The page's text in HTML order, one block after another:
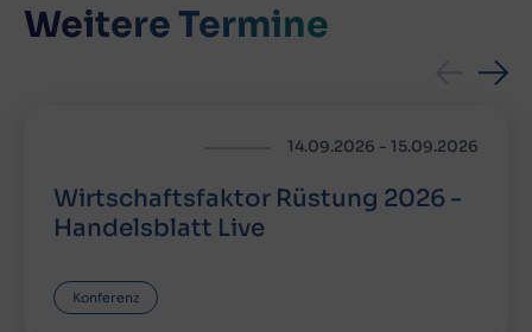
Weitere Termine
14.09.2026 - 15.09.2026
Wirtschaftsfaktor Rüstung 2026 -
Handelsblatt Live
Konferenz